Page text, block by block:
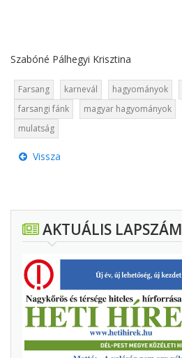
Szabóné Pálhegyi Krisztina
Farsang karnevál hagyományok
farsangi fánk
magyar hagyományok
mulatság
Vissza
AKTUÁLIS LAPSZÁM